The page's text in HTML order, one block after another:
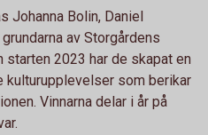
Johanna Bolin, Daniel
av Storgårdens
2023 har de skapat en
kulturupplevelser som berikar
Vinnarna delar i år på